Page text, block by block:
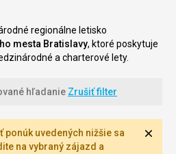
regionálne letisko
mesta Bratislavy, ktoré poskytuje
a charterové lety.
hľadanie Zrušiť filter
ponúk uvedených nižšie sa
na vybraný zájazd a